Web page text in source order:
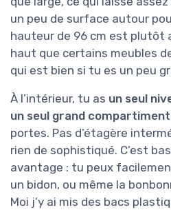
un peu de surface autour
hauteur de 96 cm est plutôt
haut que certains meubles
qui est bien si tu es un peu
À l’intérieur, tu as un seul
un seul grand compartiment
portes. Pas d’étagère
rien de sophistiqué. C’est
avantage : tu peux
un bidon, ou même la
Moi j’y ai mis des bacs